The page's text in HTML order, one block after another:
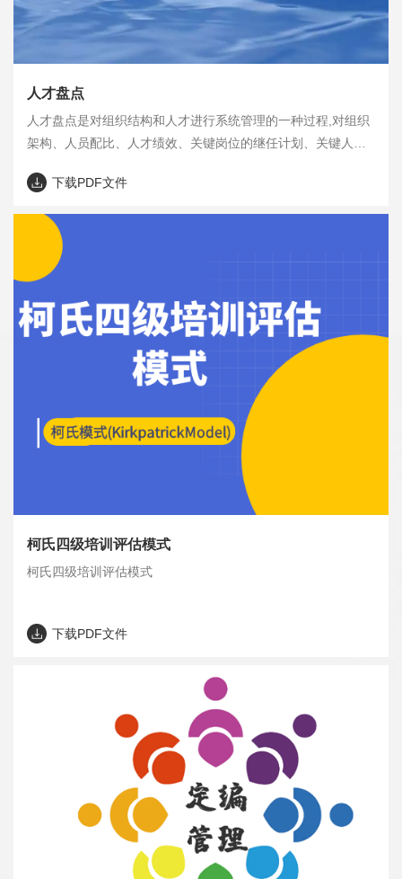
人才盘点
人才盘点是对组织结构和人才进行系统管理的一种过程,对组织
架构、人员配比、人才绩效、关键岗位的继任计划、关键人才
入探讨，并制定详细的组织行动计划，确保组织有正确的结构
下载PDF文件
柯氏四级培训评估模式
柯氏四级培训评估模式
下载PDF文件